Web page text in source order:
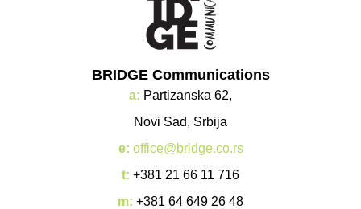
BRIDGE Communications
a: Partizanska 62,
Novi Sad, Srbija
e: office@bridge.co.rs
t: +381 21 66 11 716
m: +381 64 649 26 48